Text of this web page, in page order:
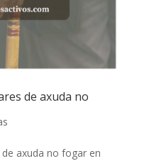
de axuda no
axuda no fogar en